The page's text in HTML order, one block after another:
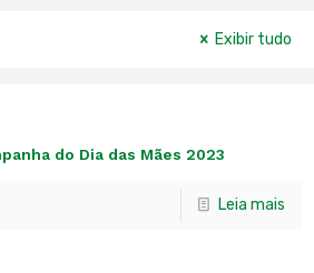
Exibir tudo
do Dia das Mães 2023
Leia mais